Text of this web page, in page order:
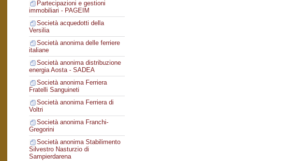
Partecipazioni e gestioni
immobiliari - PAGEIM
Società acquedotti della
Versilia
Società anonima delle ferriere
italiane
Società anonima distribuzione
energia Aosta - SADEA
Società anonima Ferriera
Fratelli Sanguineti
Società anonima Ferriera di
Voltri
Società anonima Franchi-
Gregorini
Società anonima Stabilimento
Silvestro Nasturzio di
Sampierdarena